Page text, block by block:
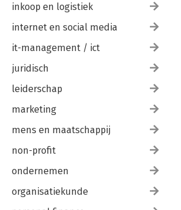
inkoop en logistiek
internet en social media
it-management / ict
juridisch
leiderschap
marketing
mens en maatschappij
non-profit
ondernemen
organisatiekunde